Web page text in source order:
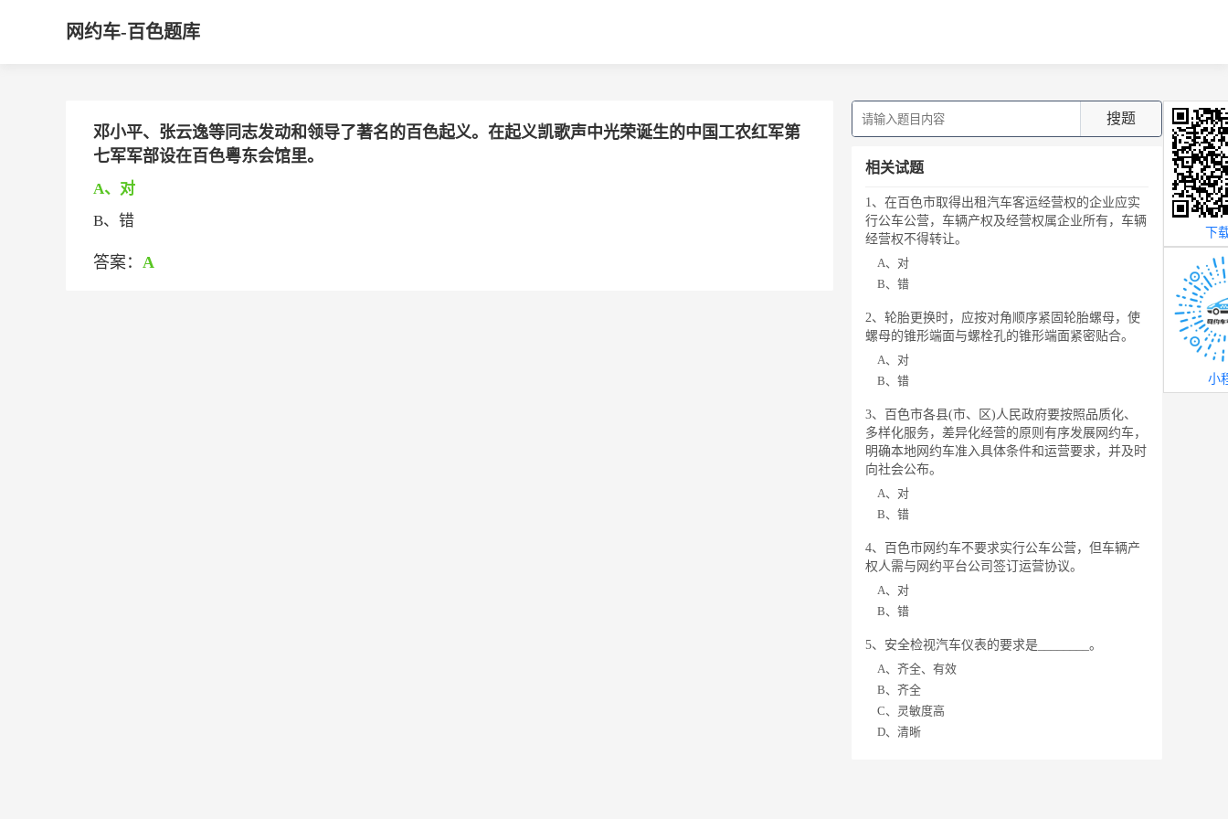
网约车-百色题库
邓小平、张云逸等同志发动和领导了著名的百色起义。在起义凯歌声中光荣诞生的中国工农红军第
七军军部设在百色粵东会馆里。
A、对
B、错
答案： A
搜题
相关试题
1、在百色市取得出租汽车客运经营权的企业应实
行公车公营，车辆产权及经营权属企业所有，车辆
经营权不得转让。
A、对
B、错
2、轮胎更换时，应按对角顺序紧固轮胎螺母，使
螺母的锥形端面与螺栓孔的锥形端面紧密贴合。
A、对
B、错
3、百色市各县(市、区)人民政府要按照品质化、
多样化服务，差异化经营的原则有序发展网约车，
明确本地网约车准入具体条件和运营要求，并及时
向社会公布。
A、对
B、错
4、百色市网约车不要求实行公车公营，但车辆产
权人需与网约平台公司签订运营协议。
A、对
B、错
5、安全检视汽车仪表的要求是________。
A、齐全、有效
B、齐全
C、灵敏度高
D、清晰
下
小